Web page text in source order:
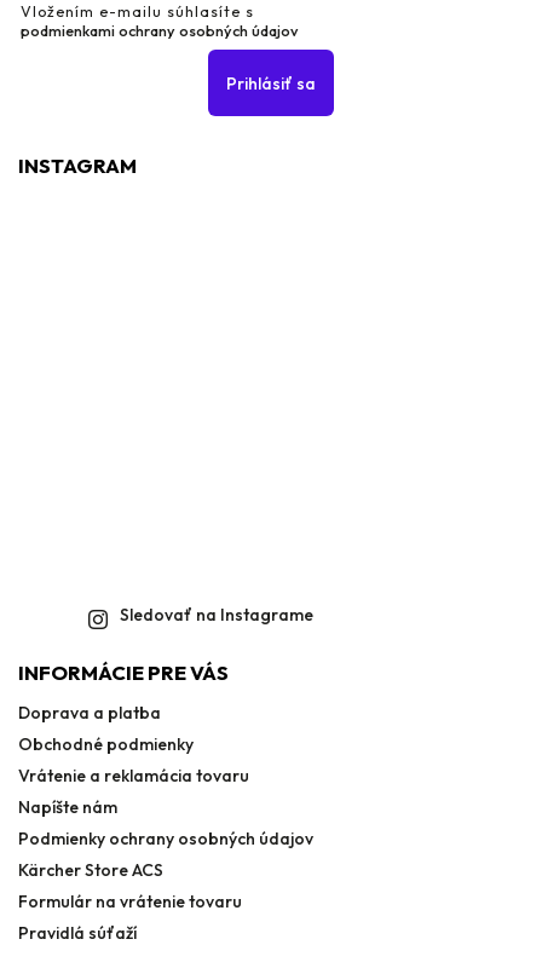
Vložením e-mailu súhlasíte s
podmienkami ochrany osobných údajov
Prihlásiť sa
INSTAGRAM
Sledovať na Instagrame
INFORMÁCIE PRE VÁS
Doprava a platba
Obchodné podmienky
Vrátenie a reklamácia tovaru
Napíšte nám
Podmienky ochrany osobných údajov
Kärcher Store ACS
Formulár na vrátenie tovaru
Pravidlá súťaží